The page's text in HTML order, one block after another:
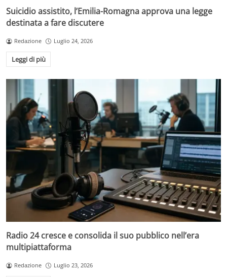
Suicidio assistito, l’Emilia-Romagna approva una legge
destinata a fare discutere
Redazione Luglio 24, 2026
Leggi di più
Radio 24 cresce e consolida il suo pubblico nell’era
multipiattaforma
Redazione Luglio 23, 2026